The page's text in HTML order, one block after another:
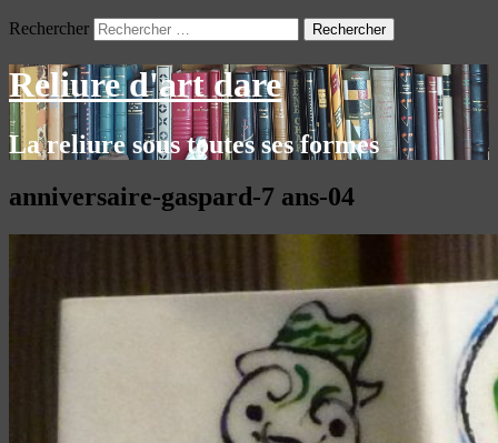
Rechercher
Reliure d'art dare
La reliure sous toutes ses formes
anniversaire-gaspard-7 ans-04